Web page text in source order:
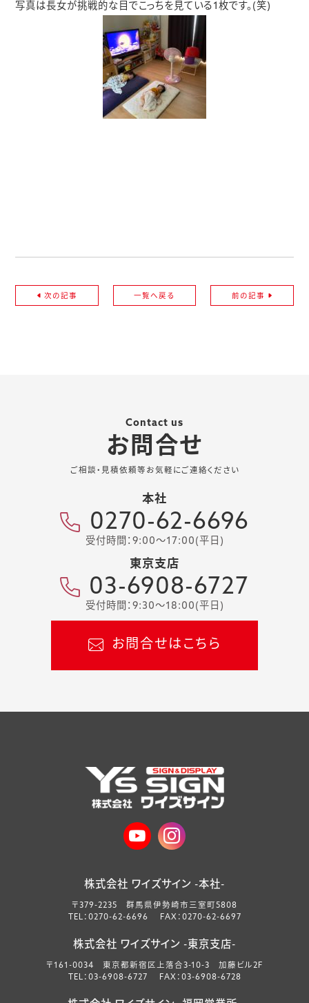
写真は長女が挑戦的な目でこっちを見ている1枚です。(笑)
次の記事 一覧へ戻る 前の記事
Contact us
お問合せ
ご相談・見積依頼等お気軽にご連絡ください
本社
0270-62-6696
受付時間：9:00～17:00(平日)
東京支店
03-6908-6727
受付時間：9:30～18:00(平日)
お問合せはこちら
株式会社 ワイズサイン -本社-
〒379-2235 群馬県伊勢崎市三室町5808
TEL：0270-62-6696 FAX：0270-62-6697
株式会社 ワイズサイン -東京支店-
〒161-0034 東京都新宿区上落合3-10-3 加藤ビル2F
TEL：03-6908-6727 FAX：03-6908-6728